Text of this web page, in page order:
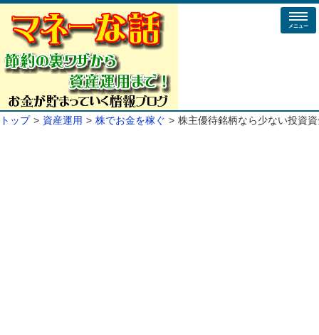
メニュー
トップ 資産運用 株でお金を稼ぐ 株主優待銘柄なら少ない投資